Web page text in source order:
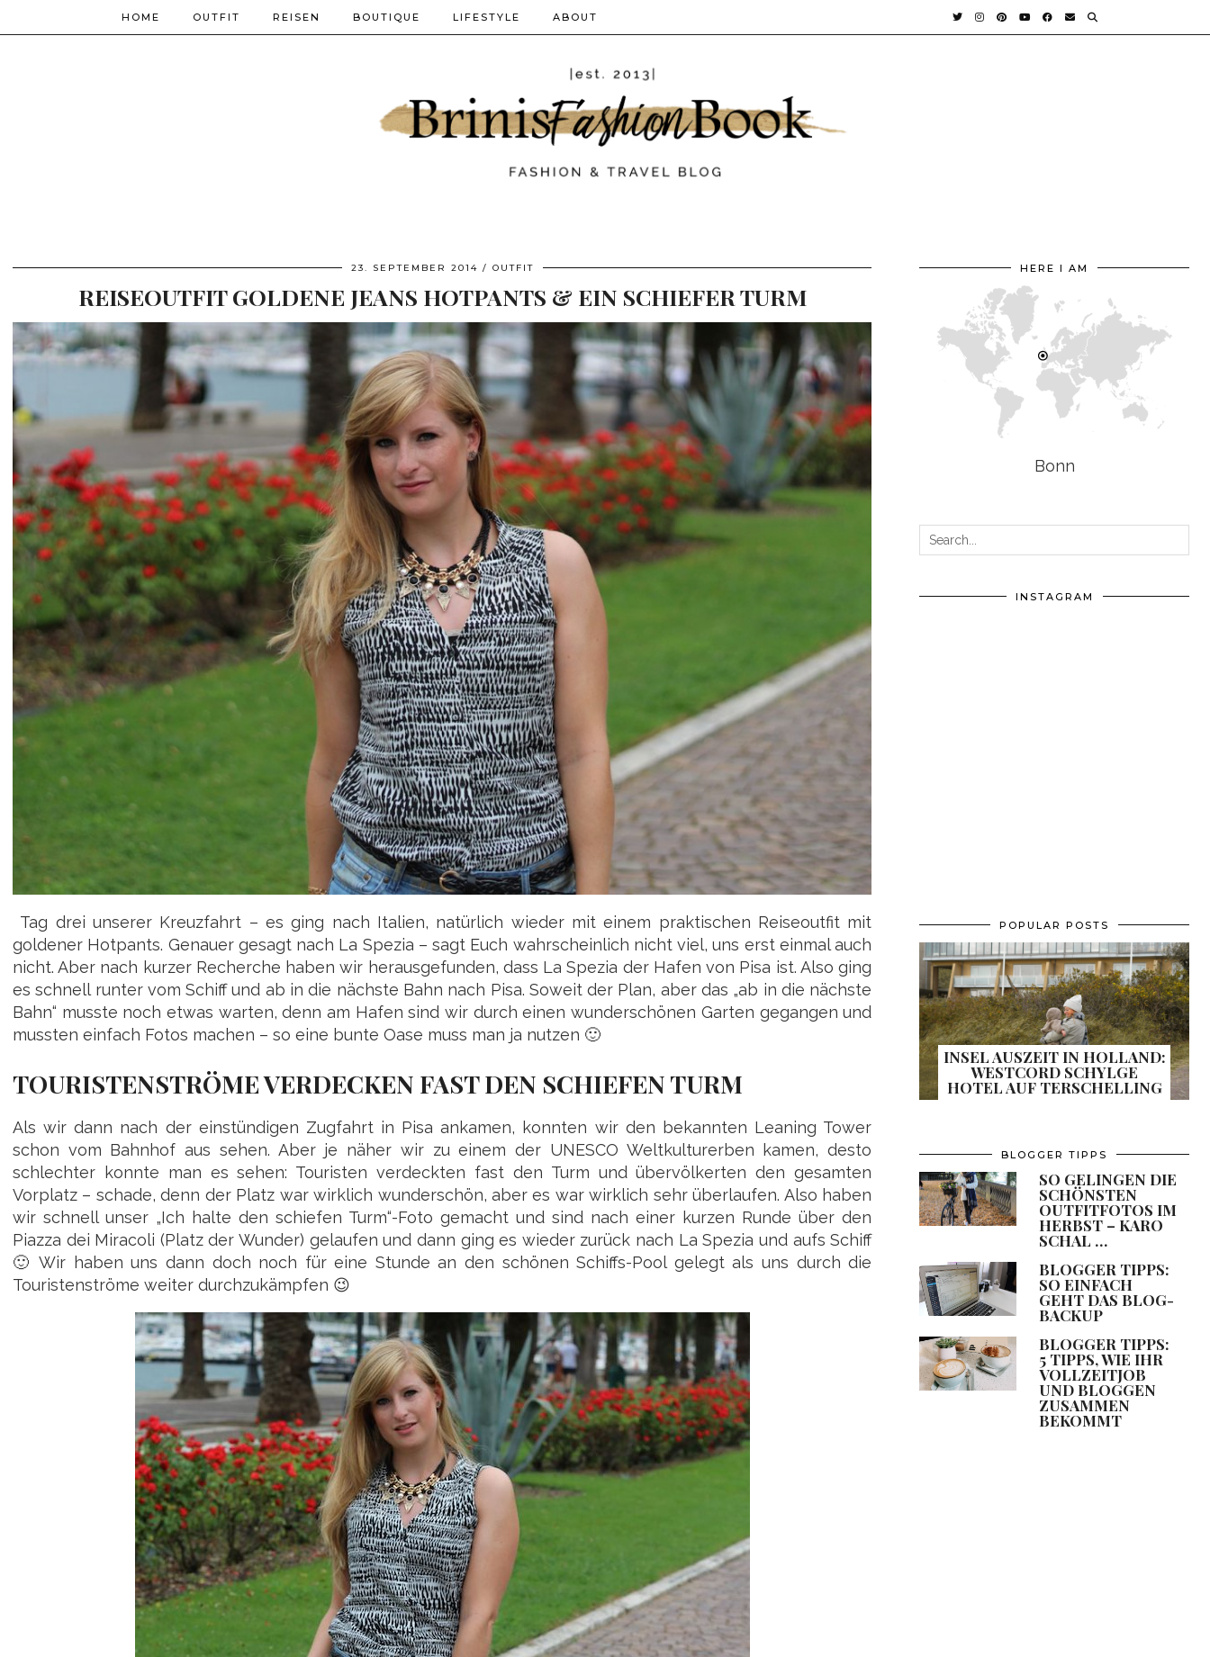
HOME OUTFIT REISEN BOUTIQUE LIFESTYLE ABOUT
23. SEPTEMBER 2014 OUTFIT
REISEOUTFIT GOLDENE JEANS HOTPANTS & EIN SCHIEFER TURM
Tag drei unserer Kreuzfahrt – es ging nach Italien, natürlich wieder mit einem praktischen Reiseoutfit mit
goldener Hotpants. Genauer gesagt nach La Spezia – sagt Euch wahrscheinlich nicht viel, uns erst einmal auch
nicht. Aber nach kurzer Recherche haben wir herausgefunden, dass La Spezia der Hafen von Pisa ist. Also ging
es schnell runter vom Schiff und ab in die nächste Bahn nach Pisa. Soweit der Plan, aber das „ab in die nächste
Bahn“ musste noch etwas warten, denn am Hafen sind wir durch einen wunderschönen Garten gegangen und
mussten einfach Fotos machen – so eine bunte Oase muss man ja nutzen 🙂
TOURISTENSTRÖME VERDECKEN FAST DEN SCHIEFEN TURM
Als wir dann nach der einstündigen Zugfahrt in Pisa ankamen, konnten wir den bekannten Leaning Tower
schon vom Bahnhof aus sehen. Aber je näher wir zu einem der UNESCO Weltkulturerben kamen, desto
schlechter konnte man es sehen: Touristen verdeckten fast den Turm und übervölkerten den gesamten
Vorplatz – schade, denn der Platz war wirklich wunderschön, aber es war wirklich sehr überlaufen. Also haben
wir schnell unser „Ich halte den schiefen Turm“-Foto gemacht und sind nach einer kurzen Runde über den
Piazza dei Miracoli (Platz der Wunder) gelaufen und dann ging es wieder zurück nach La Spezia und aufs Schiff
🙂 Wir haben uns dann doch noch für eine Stunde an den schönen Schiffs-Pool gelegt als uns durch die
Touristenströme weiter durchzukämpfen 😉
HERE I AM
Bonn
INSTAGRAM
POPULAR POSTS
INSEL AUSZEIT IN HOLLAND:
WESTCORD SCHYLGE
HOTEL AUF TERSCHELLING
BLOGGER TIPPS
SO GELINGEN DIE
SCHÖNSTEN
OUTFITFOTOS IM
HERBST – KARO
SCHAL …
BLOGGER TIPPS:
SO EINFACH
GEHT DAS BLOG-
BACKUP
BLOGGER TIPPS:
5 TIPPS, WIE IHR
VOLLZEITJOB
UND BLOGGEN
ZUSAMMEN
BEKOMMT